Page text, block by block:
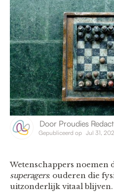
Door Proudies
Gepubliceerd op Jul 31,
Wetenschappers noemen
superagers: ouderen die
uitzonderlijk vitaal